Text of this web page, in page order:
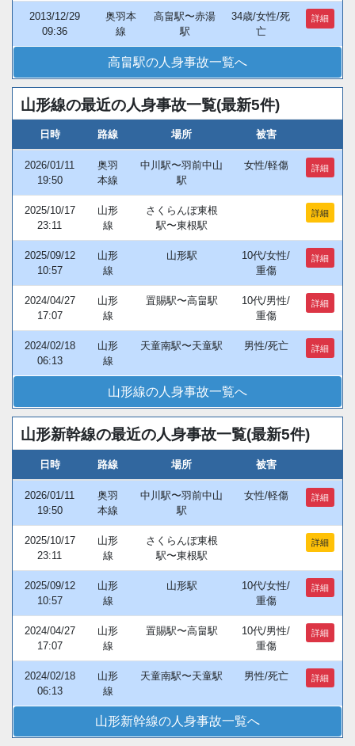
2013/12/29
09:36
奥羽本
線
高畠駅〜赤湯
駅
34歳/女性/死
亡
詳細
高畠駅の人身事故一覧へ
山形線の最近の人身事故一覧(最新5件)
日時 路線 場所 被害
2026/01/11
19:50
奥羽
本線
中川駅〜羽前中山
駅
女性/軽傷 詳細
2025/10/17
23:11
山形
線
さくらんぼ東根
駅〜東根駅
詳細
2025/09/12
10:57
山形
線
山形駅
10代/女性/
重傷
詳細
2024/04/27
17:07
山形
線
置賜駅〜高畠駅
10代/男性/
重傷
詳細
2024/02/18
06:13
山形
線
天童南駅〜天童駅 男性/死亡 詳細
山形線の人身事故一覧へ
山形新幹線の最近の人身事故一覧(最新5件)
日時 路線 場所 被害
2026/01/11
19:50
奥羽
本線
中川駅〜羽前中山
駅
女性/軽傷 詳細
2025/10/17
23:11
山形
線
さくらんぼ東根
駅〜東根駅
詳細
2025/09/12
10:57
山形
線
山形駅
10代/女性/
重傷
詳細
2024/04/27
17:07
山形
線
置賜駅〜高畠駅
10代/男性/
重傷
詳細
2024/02/18
06:13
山形
線
天童南駅〜天童駅 男性/死亡 詳細
山形新幹線の人身事故一覧へ